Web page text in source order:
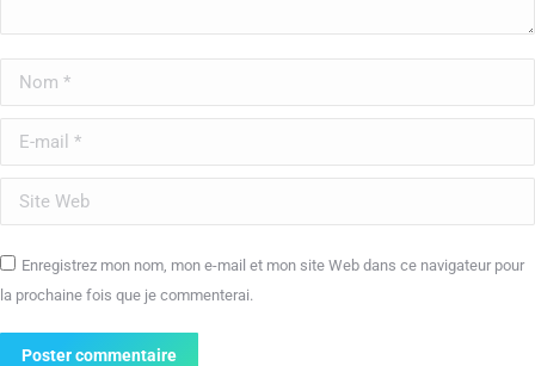
Nom *
E-mail *
Site Web
Enregistrez mon nom, mon e-mail et mon site Web dans ce navigateur pour
la prochaine fois que je commenterai.
Poster commentaire